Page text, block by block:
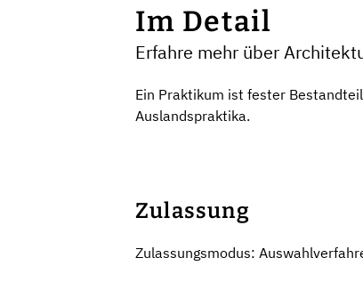
Im Detail
Erfahre mehr über
Ein Praktikum ist fester
Auslandspraktika.
Zulassung
Zulassungsmodus: